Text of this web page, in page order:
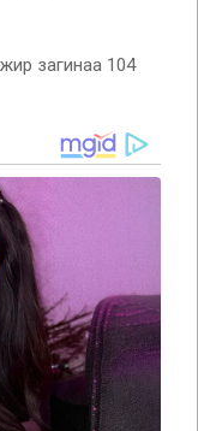
загинаа 104